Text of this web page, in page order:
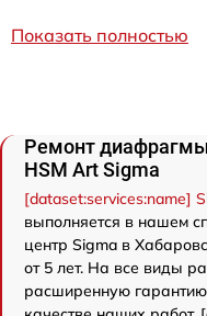
Показать полностью
Ремонт диафрагмы
HSM Art Sigma
[dataset:services:name]
выполняется в нашем
центр Sigma в
от 5 лет. На все виды
расширенную